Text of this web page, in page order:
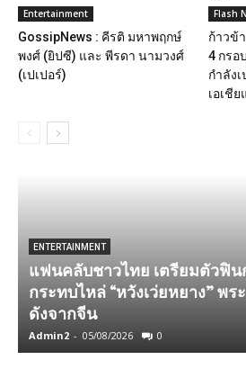
Entertainment
GossipNews : คีรติ มหาพฤกษ์
พงศ์ (ยิปซี) และ พีรดา นามวงศ์
(เปเปอร์)
Flash
ก้าวข้
4 กรอ
กำลัง
เอเชี
ENTERTAINMENT
แฟนคลับชาวไทย เตรียมตัวฟิน
กระทบไหล่ “หวังเว่ยหยาง” พ
ดังจากจีน
Admin2 - 05/08/2026 0